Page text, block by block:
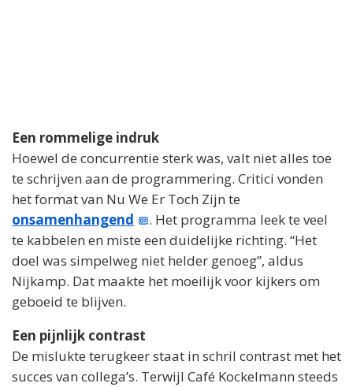
Een rommelige indruk
Hoewel de concurrentie sterk was, valt niet alles toe
te schrijven aan de programmering. Critici vonden
het format van Nu We Er Toch Zijn te
onsamenhangend
. Het programma leek te veel
te kabbelen en miste een duidelijke richting. “Het
doel was simpelweg niet helder genoeg”, aldus
Nijkamp. Dat maakte het moeilijk voor kijkers om
geboeid te blijven.
Een pijnlijk contrast
De mislukte terugkeer staat in schril contrast met het
succes van collega’s. Terwijl Café Kockelmann steeds